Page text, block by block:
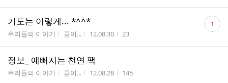
기도는 이렇게... *^^*
게시판명
우리들의 이야기 작성자
꿈이... 작성시간
12.08.30 조회수
23
댓
글 1
정보_ 예뻐지는 천연 팩
게시판명
우리들의 이야기 작성자
꿈이... 작성시간
12.08.28 조회수
145